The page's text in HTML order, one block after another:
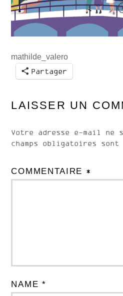
mathilde_valero
Partager
LAISSER UN
Votre adresse e-mail ne
champs obligatoires sont
COMMENTAIRE *
NAME *